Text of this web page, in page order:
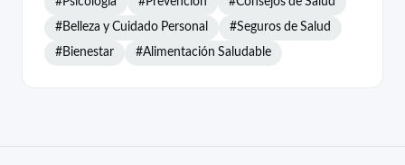
#Belleza y Cuidado Personal #Seguros de Salud
#Bienestar #Alimentación Saludable